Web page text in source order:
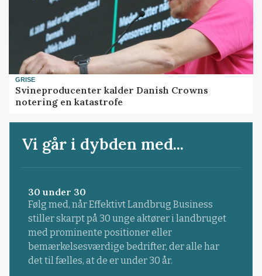
GRISE
Svineproducenter kalder Danish Crowns
notering en katastrofe
Vi går i dybden med...
30 under 30
Følg med, når Effektivt Landbrug Business
stiller skarpt på 30 unge aktører i landbruget
med prominente positioner eller
bemærkelsesværdige bedrifter, der alle har
det til fælles, at de er under 30 år.